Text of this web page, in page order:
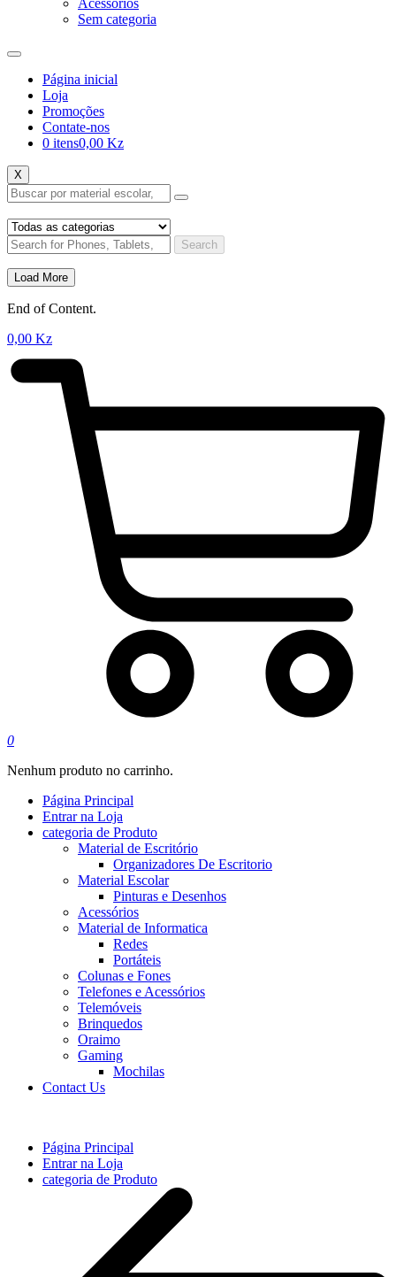
Acessórios
Sem categoria
Página inicial
Loja
Promoções
Contate-nos
0 itens0,00 Kz
X
Search
Load More
End of Content.
0,00 Kz
0
Nenhum produto no carrinho.
Página Principal
Entrar na Loja
categoria de Produto
Material de Escritório
Organizadores De Escritorio
Material Escolar
Pinturas e Desenhos
Acessórios
Material de Informatica
Redes
Portáteis
Colunas e Fones
Telefones e Acessórios
Telemóveis
Brinquedos
Oraimo
Gaming
Mochilas
Contact Us
Página Principal
Entrar na Loja
categoria de Produto